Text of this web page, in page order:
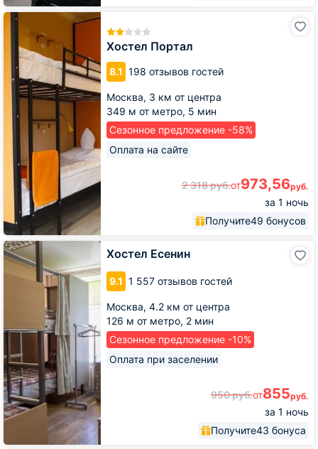
Хостел Портал
8.1 198 отзывов гостей
Москва, 3 км от центра
349 м от метро, 5 мин
Сезонное предложение -58%
Оплата на сайте
2 318руб.от973,56руб.
за 1 ночь
Получите49 бонусов
Хостел
Хостел Есенин
9.1 1 557 отзывов гостей
Москва, 4.2 км от центра
126 м от метро, 2 мин
Сезонное предложение -10%
Оплата при заселении
950руб.от855руб.
за 1 ночь
Получите43 бонуса
Хостел
Есенин